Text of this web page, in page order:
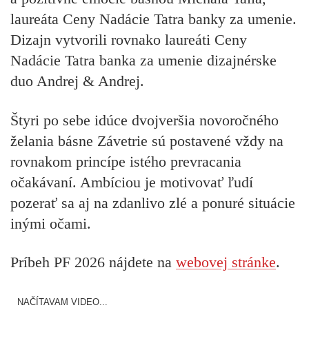
laureáta Ceny Nadácie Tatra banky za umenie.
Dizajn vytvorili rovnako laureáti Ceny
Nadácie Tatra banka za umenie dizajnérske
duo Andrej & Andrej.
Štyri po sebe idúce dvojveršia novoročného
želania básne Závetrie sú postavené vždy na
rovnakom princípe istého prevracania
očakávaní. Ambíciou je motivovať ľudí
pozerať sa aj na zdanlivo zlé a ponuré situácie
inými očami.
Príbeh PF 2026 nájdete na webovej stránke.
NAČÍTAVAM VIDEO...